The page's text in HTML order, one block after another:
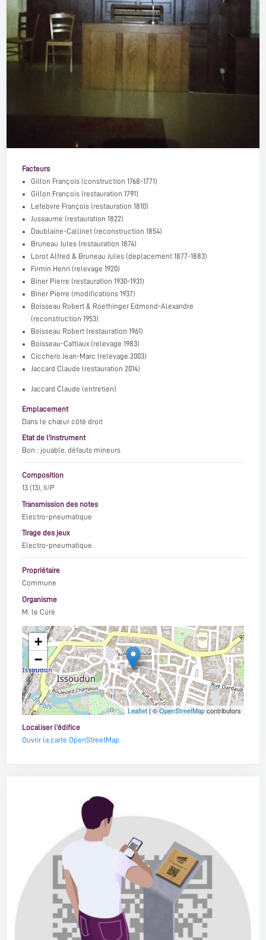
Facteurs
Gillon François (construction 1768-1771)
Gillon François (restauration 1791)
Lefebvre François (restauration 1810)
Jussaume (restauration 1822)
Daublaine-Callinet (reconstruction 1854)
Bruneau Jules (restauration 1874)
Lorot Alfred & Bruneau Jules (deplacement 1877-1883)
Firmin Henri (relevage 1920)
Biner Pierre (restauration 1930-1931)
Biner Pierre (modifications 1937)
Boisseau Robert & Roethinger Edmond-Alexandre
(reconstruction 1953)
Boisseau Robert (restauration 1961)
Boisseau-Cattiaux (relevage 1983)
Cicchero Jean-Marc (relevage 2003)
Jaccard Claude (restauration 2014)
Jaccard Claude (entretien)
Emplacement
Dans le chœur côté droit
Etat de l'instrument
Bon : jouable, défauts mineurs
Composition
13 (13), II/P
Transmission des notes
Electro-pneumatique
Tirage des jeux
Electro-pneumatique
Propriétaire
Commune
Organisme
M. le Curé
+
−
Leaflet | ©OpenStreetMapcontributors
Localiser l'édifice
Ouvrir la carte OpenStreetMap